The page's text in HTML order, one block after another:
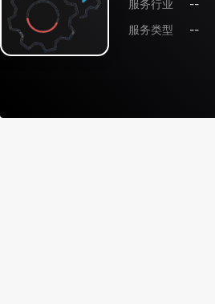
服务行业
--
服务类型
--